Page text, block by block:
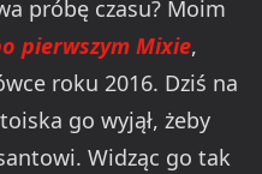
próbę czasu? Moim
pierwszym Mixie,
roku 2016. Dziś na
go wyjął, żeby
Widząc go tak